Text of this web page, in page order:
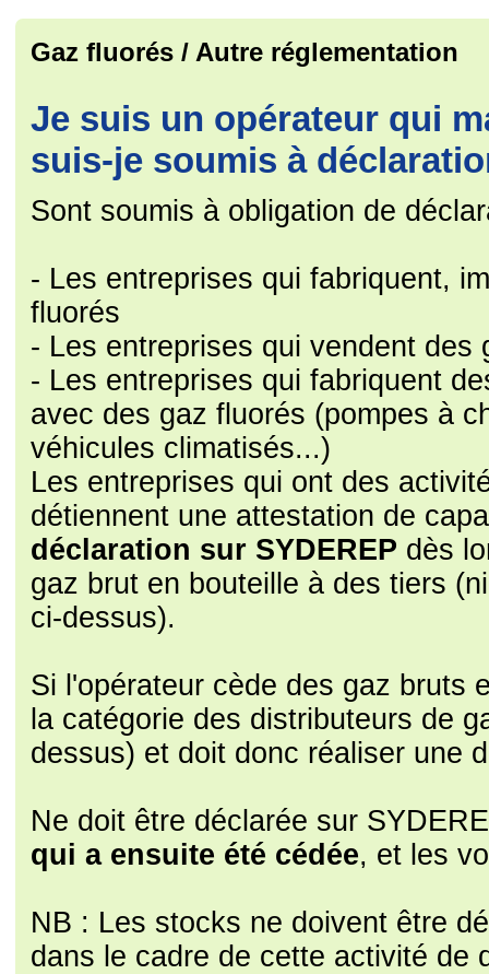
Gaz fluorés / Autre réglementation
Je suis un opérateur qui
suis-je soumis à
Sont soumis à obligation de
- Les entreprises qui fabriquent,
fluorés
- Les entreprises qui vendent des
- Les entreprises qui fabriquent
avec des gaz fluorés (pompes à
véhicules climatisés...)
Les entreprises qui ont des
détiennent une attestation de
déclaration sur SYDEREP dès
gaz brut en bouteille à des tiers
ci-dessus).
Si l'opérateur cède des gaz bruts
la catégorie des distributeurs de
dessus) et doit donc réaliser une
Ne doit être déclarée sur
qui a ensuite été cédée, et les
NB : Les stocks ne doivent être
dans le cadre de cette activité de